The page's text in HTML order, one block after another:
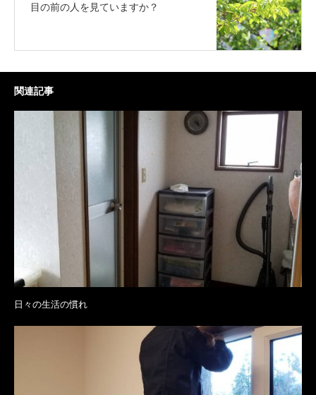
目の前の人を見ていますか？
関連記事
日々の生活の慣れ